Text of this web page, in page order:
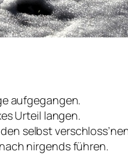
aufgegangen.
Urteil langen.
selbst
nirgends führen.